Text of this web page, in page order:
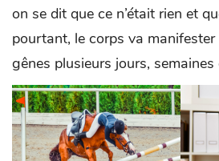
on se dit que ce n’était rien et
pourtant, le corps va
gênes plusieurs jours,